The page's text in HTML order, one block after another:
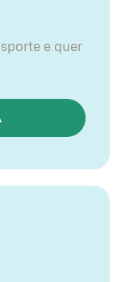
e quer